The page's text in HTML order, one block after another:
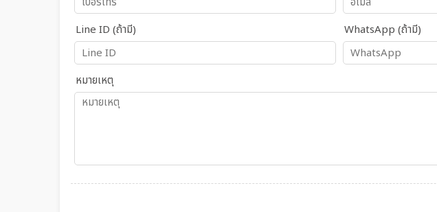
Line ID (ถ้ามี) WhatsApp (ถ้ามี)
หมายเหตุ